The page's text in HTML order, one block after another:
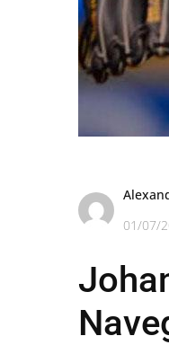
01/07/